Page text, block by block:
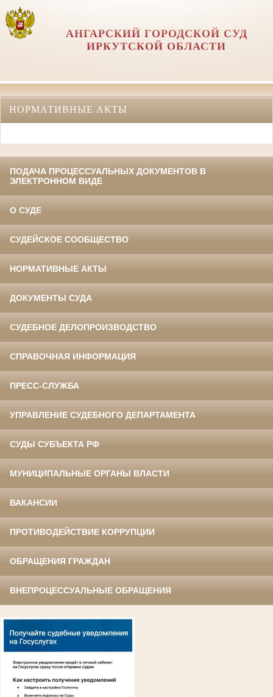
АНГАРСКИЙ ГОРОДСКОЙ СУД
ИРКУТСКОЙ ОБЛАСТИ
НОРМАТИВНЫЕ АКТЫ
ПОДАЧА ПРОЦЕССУАЛЬНЫХ ДОКУМЕНТОВ В
ЭЛЕКТРОННОМ ВИДЕ
О СУДЕ
СУДЕЙСКОЕ СООБЩЕСТВО
НОРМАТИВНЫЕ АКТЫ
ДОКУМЕНТЫ СУДА
СУДЕБНОЕ ДЕЛОПРОИЗВОДСТВО
СПРАВОЧНАЯ ИНФОРМАЦИЯ
ПРЕСС-СЛУЖБА
УПРАВЛЕНИЕ СУДЕБНОГО ДЕПАРТАМЕНТА
СУДЫ СУБЪЕКТА РФ
МУНИЦИПАЛЬНЫЕ ОРГАНЫ ВЛАСТИ
ВАКАНСИИ
ПРОТИВОДЕЙСТВИЕ КОРРУПЦИИ
ОБРАЩЕНИЯ ГРАЖДАН
ВНЕПРОЦЕССУАЛЬНЫЕ ОБРАЩЕНИЯ